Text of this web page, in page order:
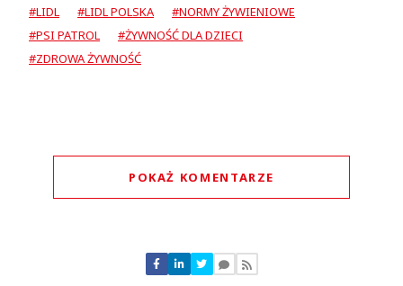
#LIDL #LIDL POLSKA
#NORMY ŻYWIENIOWE
#PSI PATROL
#ŻYWNOŚĆ DLA DZIECI
#ZDROWA ŻYWNOŚĆ
POKAŻ KOMENTARZE
Nie znaleziono komentarzy
Zostaw swoje komentarze